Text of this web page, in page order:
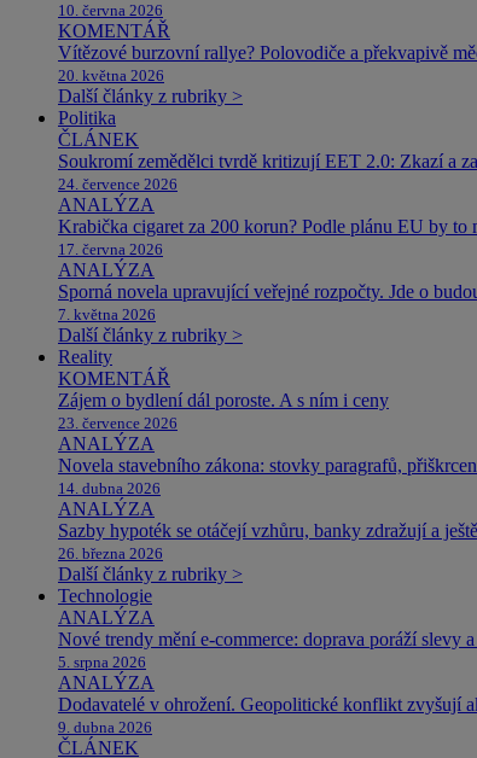
10. června 2026
KOMENTÁŘ
Vítězové burzovní rallye? Polovodiče a překvapivě
20. května 2026
Další články z rubriky >
Politika
ČLÁNEK
Soukromí zemědělci tvrdě kritizují EET 2.0: Zkazí a
24. července 2026
ANALÝZA
Krabička cigaret za 200 korun? Podle plánu EU by to
17. června 2026
ANALÝZA
Sporná novela upravující veřejné rozpočty. Jde o
7. května 2026
Další články z rubriky >
Reality
KOMENTÁŘ
Zájem o bydlení dál poroste. A s ním i ceny
23. července 2026
ANALÝZA
Novela stavebního zákona: stovky paragrafů,
14. dubna 2026
ANALÝZA
Sazby hypoték se otáčejí vzhůru, banky zdražují a
26. března 2026
Další články z rubriky >
Technologie
ANALÝZA
Nové trendy mění e-commerce: doprava poráží slevy
5. srpna 2026
ANALÝZA
Dodavatelé v ohrožení. Geopolitické konflikt zvyšují
9. dubna 2026
ČLÁNEK